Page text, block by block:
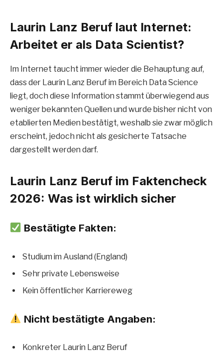
Laurin Lanz Beruf laut Internet:
Arbeitet er als Data Scientist?
Im Internet taucht immer wieder die Behauptung auf,
dass der Laurin Lanz Beruf im Bereich Data Science
liegt, doch diese Information stammt überwiegend aus
weniger bekannten Quellen und wurde bisher nicht von
etablierten Medien bestätigt, weshalb sie zwar möglich
erscheint, jedoch nicht als gesicherte Tatsache
dargestellt werden darf.
Laurin Lanz Beruf im Faktencheck
2026: Was ist wirklich sicher
Bestätigte Fakten:
Studium im Ausland (England)
Sehr private Lebensweise
Kein öffentlicher Karriereweg
Nicht bestätigte Angaben:
Konkreter Laurin Lanz Beruf